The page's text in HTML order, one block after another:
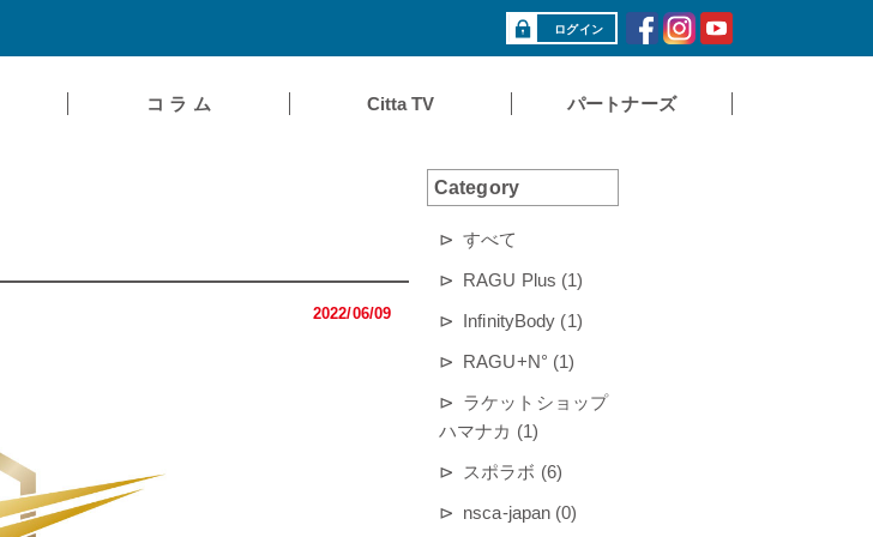
ログイン
コ ラ ム Citta TV パートナーズ
2022/06/09
Category
すべて
RAGU Plus (1)
InfinityBody (1)
RAGU+N° (1)
ラケットショップ
ハマナカ (1)
スポラボ (6)
nsca-japan (0)